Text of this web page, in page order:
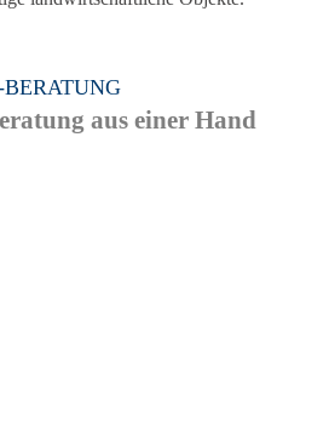
aus einer Hand